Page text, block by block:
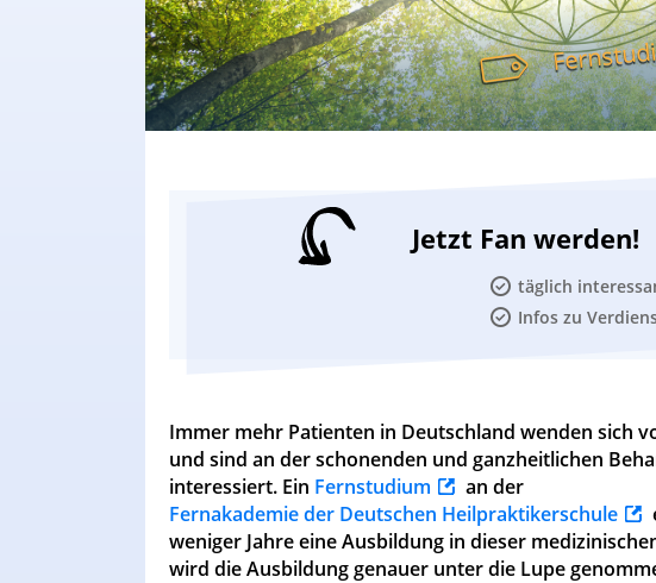
Jetzt Fan werden!
täglich
Infos zu
Immer mehr Patienten in Deutschland wenden sich
und sind an der schonenden und ganzheitlichen
interessiert. Ein Fernstudium
an der
Fernakademie der Deutschen Heilpraktikerschule
weniger Jahre eine Ausbildung in dieser
wird die Ausbildung genauer unter die Lupe